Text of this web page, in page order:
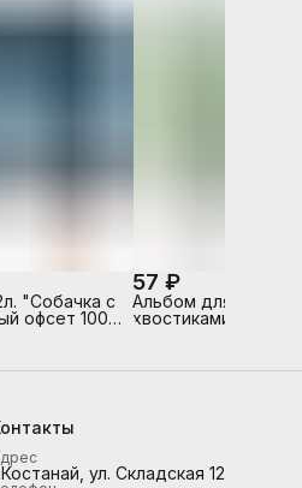
"Собачка с
офсет 100
57 ₽
Альбом для
хвостиками" А4
ул. Складская 12